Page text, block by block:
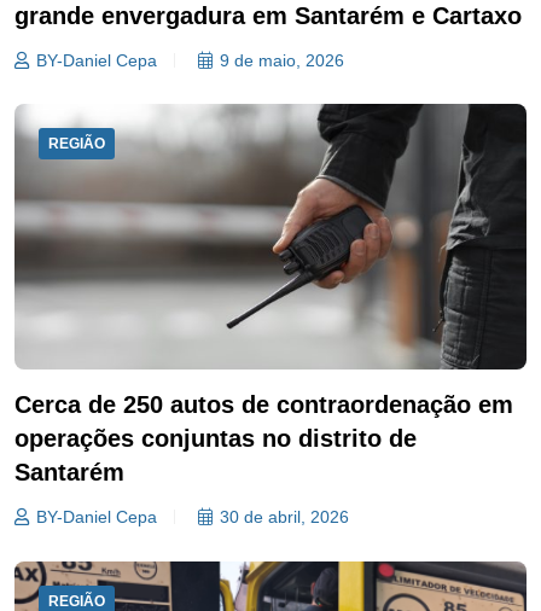
grande envergadura em Santarém e Cartaxo
BY-Daniel Cepa 9 de maio, 2026
REGIÃO
Cerca de 250 autos de contraordenação em
operações conjuntas no distrito de
Santarém
BY-Daniel Cepa 30 de abril, 2026
REGIÃO